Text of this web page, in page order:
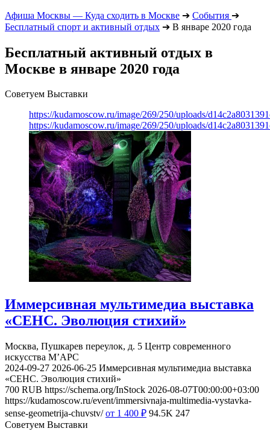
Афиша Москвы — Куда сходить в Москве ➔ События ➔
Бесплатный спорт и активный отдых ➔ В январе 2020 года
Бесплатный активный отдых в
Москве в январе 2020 года
Советуем Выставки
https://kudamoscow.ru/image/269/250/uploads/
https://kudamoscow.ru/image/269/250/uploads/
Иммерсивная мультимедиа выставка
«СЕНС. Эволюция стихий»
Москва, Пушкарев переулок, д. 5 Центр современного
искусства М’АРС
2024-09-27 2026-06-25 Иммерсивная мультимедиа выставка
«СЕНС. Эволюция стихий»
700 RUB https://schema.org/InStock 2026-08-07T00:00:00+03:00
https://kudamoscow.ru/event/immersivnaja-multimedia-vystavka-
sense-geometrija-chuvstv/ от 1 400 ₽ 94.5K 247
Советуем Выставки